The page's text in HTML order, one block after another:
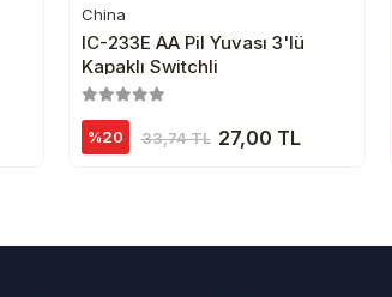
Sepete Ekle
China
IC-233E AA Pil Yuvası 3'lü
Kapaklı Switchli
%20 33,74 TL 27,00 TL